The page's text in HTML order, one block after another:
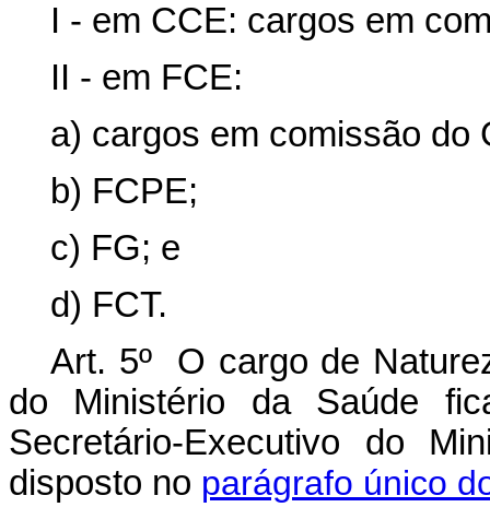
I - em CCE: cargos em
II - em FCE:
a) cargos em comissão do
b) FCPE;
c) FG; e
d) FCT.
Art. 5º O cargo de
do Ministério da Saúde
Secretário-Executivo do
disposto no parágrafo único